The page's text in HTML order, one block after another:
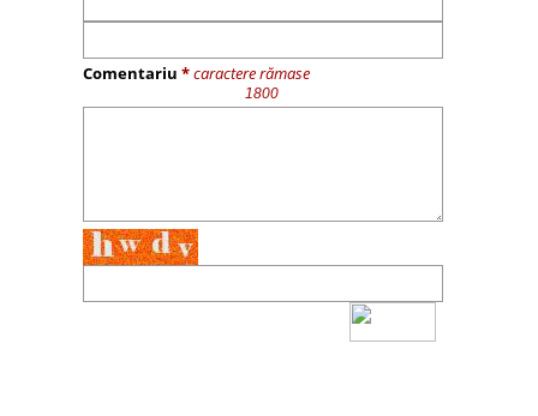
Comentariu *caractere rămase